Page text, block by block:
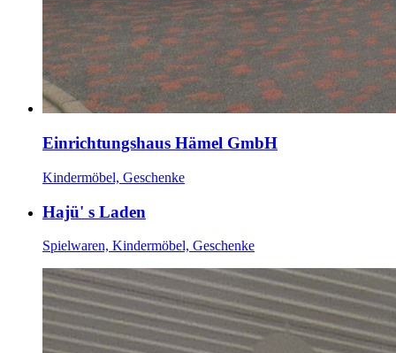
Einrichtungshaus Hämel GmbH
Kindermöbel, Geschenke
Hajü' s Laden
Spielwaren, Kindermöbel, Geschenke